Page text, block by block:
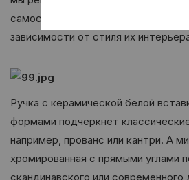
самостоятельно комплектовать
зависимости от стиля их
Ручка с керамической белой
формами подчеркнет
например, прованс или кантри. А
хромированная с прямыми углами
скандинавского или современного